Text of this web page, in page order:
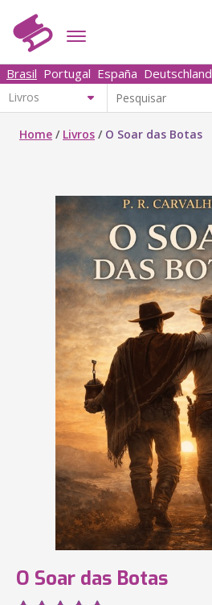
Brasil Portugal España Deutschland
Home / Livros / O Soar das Botas
O Soar das Botas